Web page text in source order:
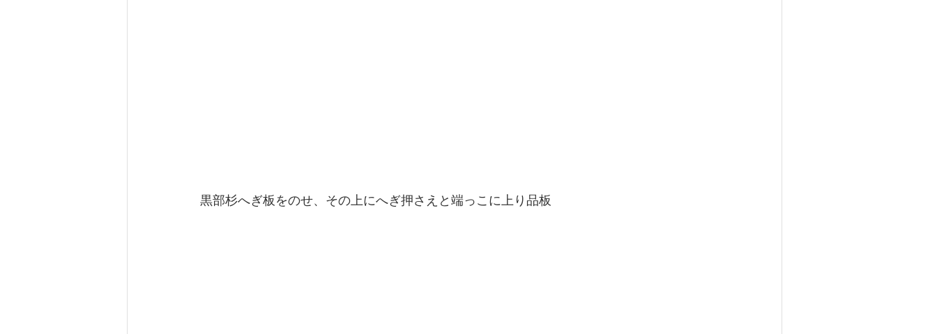
黒部杉へぎ板をのせ、その上にへぎ押さえと端っこに上り品板